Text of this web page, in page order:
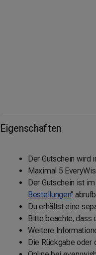
Eigenschaften
Der Gutschein wird
Maximal 5
Der Gutschein ist
Bestellungen"
Du erhältst eine
Bitte beachte, dass
Weitere
Die Rückgabe oder